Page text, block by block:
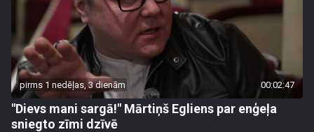
pirms 1 nedēļas, 3 dienām 00:02:47
"Dievs mani sargā!" Mārtiņš Egliens par enģeļa
sniegto zīmi dzīvē